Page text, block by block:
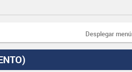
Desplegar menú